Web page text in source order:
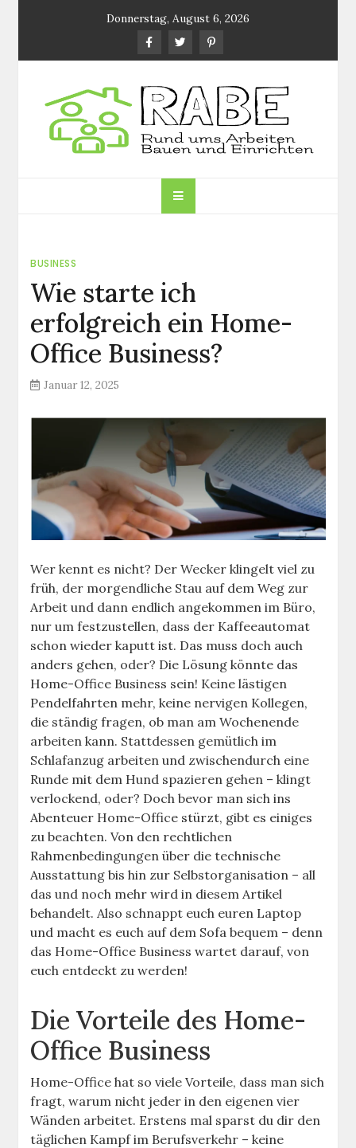
Donnerstag, August 6, 2026
RABE.DE
BUSINESS
Wie starte ich
erfolgreich ein Home-
Office Business?
Januar 12, 2025
Wer kennt es nicht? Der Wecker klingelt viel zu
früh, der morgendliche Stau auf dem Weg zur
Arbeit und dann endlich angekommen im Büro,
nur um festzustellen, dass der Kaffeeautomat
schon wieder kaputt ist. Das muss doch auch
anders gehen, oder? Die Lösung könnte das
Home-Office Business sein! Keine lästigen
Pendelfahrten mehr, keine nervigen Kollegen,
die ständig fragen, ob man am Wochenende
arbeiten kann. Stattdessen gemütlich im
Schlafanzug arbeiten und zwischendurch eine
Runde mit dem Hund spazieren gehen – klingt
verlockend, oder? Doch bevor man sich ins
Abenteuer Home-Office stürzt, gibt es einiges
zu beachten. Von den rechtlichen
Rahmenbedingungen über die technische
Ausstattung bis hin zur Selbstorganisation – all
das und noch mehr wird in diesem Artikel
behandelt. Also schnappt euch euren Laptop
und macht es euch auf dem Sofa bequem – denn
das Home-Office Business wartet darauf, von
euch entdeckt zu werden!
Die Vorteile des Home-
Office Business
Home-Office hat so viele Vorteile, dass man sich
fragt, warum nicht jeder in den eigenen vier
Wänden arbeitet. Erstens mal sparst du dir den
täglichen Kampf im Berufsverkehr – keine